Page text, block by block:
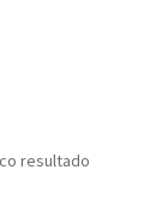
resultado